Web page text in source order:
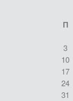
П
3
10
17
24
31